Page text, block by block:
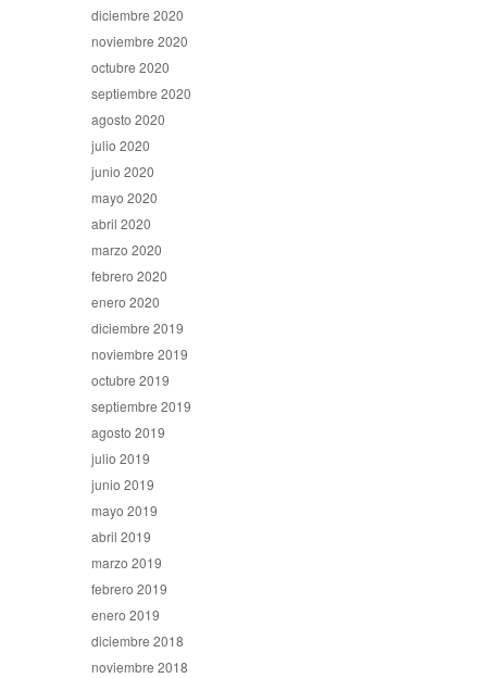
diciembre 2020
noviembre 2020
octubre 2020
septiembre 2020
agosto 2020
julio 2020
junio 2020
mayo 2020
abril 2020
marzo 2020
febrero 2020
enero 2020
diciembre 2019
noviembre 2019
octubre 2019
septiembre 2019
agosto 2019
julio 2019
junio 2019
mayo 2019
abril 2019
marzo 2019
febrero 2019
enero 2019
diciembre 2018
noviembre 2018